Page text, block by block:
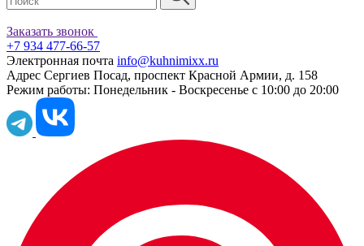
Заказать звонок
+7 934 477-66-57
Электронная почта info@kuhnimixx.ru
Адрес Сергиев Посад, проспект Красной Армии, д. 158
Режим работы: Понедельник - Воскресенье с 10:00 до 20:00